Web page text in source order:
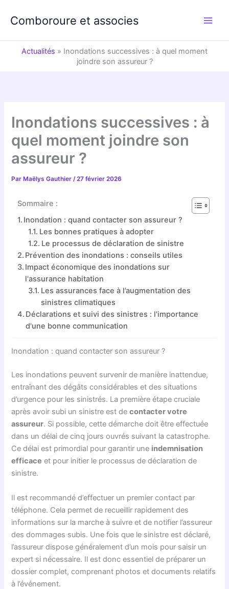
Comboroure et associes
Actualités » Inondations successives : à quel moment
joindre son assureur ?
Inondations successives : à
quel moment joindre son
assureur ?
Par Maëlys Gauthier/27 février 2026
Sommaire :
Inondation : quand contacter son assureur ?
Les bonnes pratiques à adopter
Le processus de déclaration de sinistre
Prévention des inondations : conseils utiles
Impact économique des inondations sur
l'assurance habitation
Les assurances face à l’augmentation des
sinistres climatiques
Déclarations et suivi des sinistres : l'importance
d'une bonne communication
Inondation : quand contacter son assureur ?
Les inondations peuvent survenir de manière inattendue,
entraînant des dégâts considérables et des situations
d’urgence pour les sinistrés. La première étape cruciale
après avoir subi un sinistre est decontacter votre
assureur. Si possible, cette démarche doit être effectuée
dans un délai de cinq jours ouvrés suivant la catastrophe.
Ce délai est primordial pour garantir une indemnisation
efficace et pour initier le processus de déclaration de
sinistre.
Il est recommandé d’effectuer un premier contact par
téléphone. Cela permet de recueillir rapidement des
informations sur la marche à suivre et de notifier l’assureur
des dommages subis. Une fois que le sinistre est déclaré,
l’assureur dispose généralement d’un mois pour saisir un
expert si nécessaire. Il est donc essentiel de préparer un
dossier complet, comprenant photos et documents relatifs
à l’événement.